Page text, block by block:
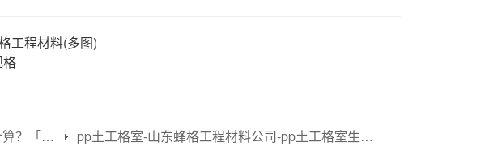
工程材料(多图)
格
克拉玛依PCA土工格室生产厂家价格如何计算？「在线咨询」
pp土工格室-山东蜂格工程材料公司-pp土工格室生产单位